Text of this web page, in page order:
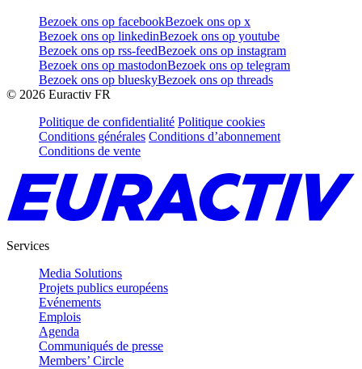
Bezoek ons op facebookBezoek ons op x
Bezoek ons op linkedinBezoek ons op youtube
Bezoek ons op rss-feedBezoek ons op instagram
Bezoek ons op mastodonBezoek ons op telegram
Bezoek ons op blueskyBezoek ons op threads
© 2026 Euractiv FR
Politique de confidentialité Politique cookies
Conditions générales Conditions d’abonnement
Conditions de vente
Services
Media Solutions
Projets publics européens
Evénements
Emplois
Agenda
Communiqués de presse
Members’ Circle